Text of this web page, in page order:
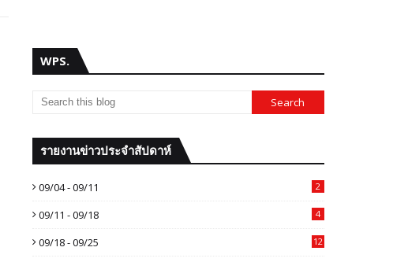
WPS.
รายงานข่าวประจำสัปดาห์
09/04 - 09/11 2
09/11 - 09/18 4
09/18 - 09/25 12